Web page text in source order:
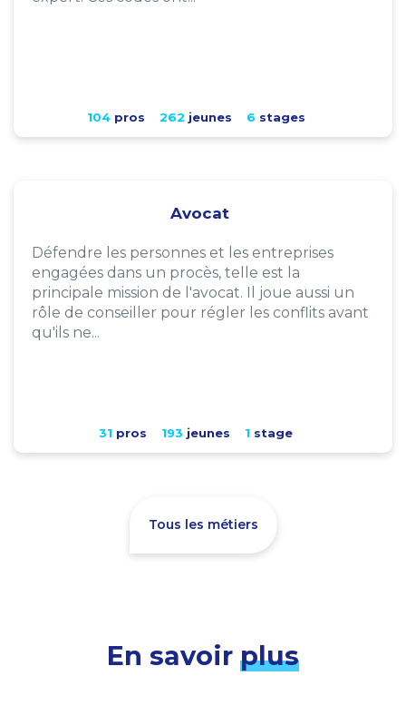
104pros 262 jeunes 6 stages
Avocat
Défendre les personnes et les entreprises
engagées dans un procès, telle est la
principale mission de l'avocat. Il joue aussi un
rôle de conseiller pour régler les conflits avant
qu'ils ne...
31 pros 193 jeunes 1 stage
Tous les métiers
En savoir plus